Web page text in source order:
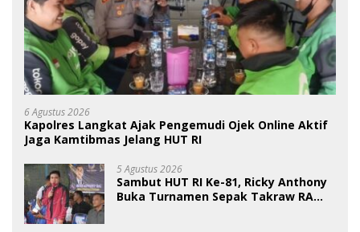
6 Agustus 2026
Kapolres Langkat Ajak Pengemudi Ojek Online Aktif
Jaga Kamtibmas Jelang HUT RI
5 Agustus 2026
Sambut HUT RI Ke-81, Ricky Anthony
Buka Turnamen Sepak Takraw RA